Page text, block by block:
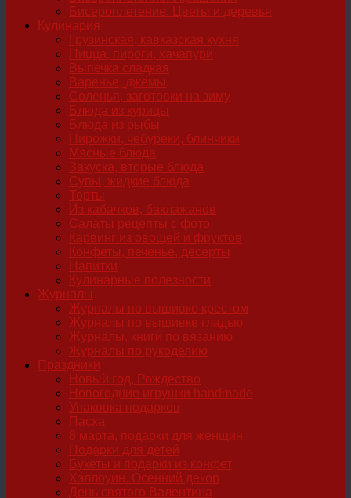
Бисероплетение. Цветы и деревья
Кулинария
Грузинская, кавказская кухня
Пицца, пироги, хачапури
Выпечка сладкая
Варенье, джемы
Соленья, заготовки на зиму
Блюда из курицы
Блюда из рыбы
Пирожки, чебуреки, блинчики
Мясные блюда
Закуска, вторые блюда
Супы, жидкие блюда
Торты
Из кабачков, баклажанов
Салаты рецепты с фото
Карвинг из овощей и фруктов
Конфеты, печенье, десерты
Напитки
Кулинарные полезности
Журналы
Журналы по вышивке крестом
Журналы по вышивке гладью
Журналы, книги по вязанию
Журналы по рукоделию
Праздники
Новый год, Рождество
Новогодние игрушки handmade
Упаковка подарков
Пасха
8 марта, подарки для женщин
Подарки для детей
Букеты и подарки из конфет
Хэллоуин. Осенний декор
День святого Валентина